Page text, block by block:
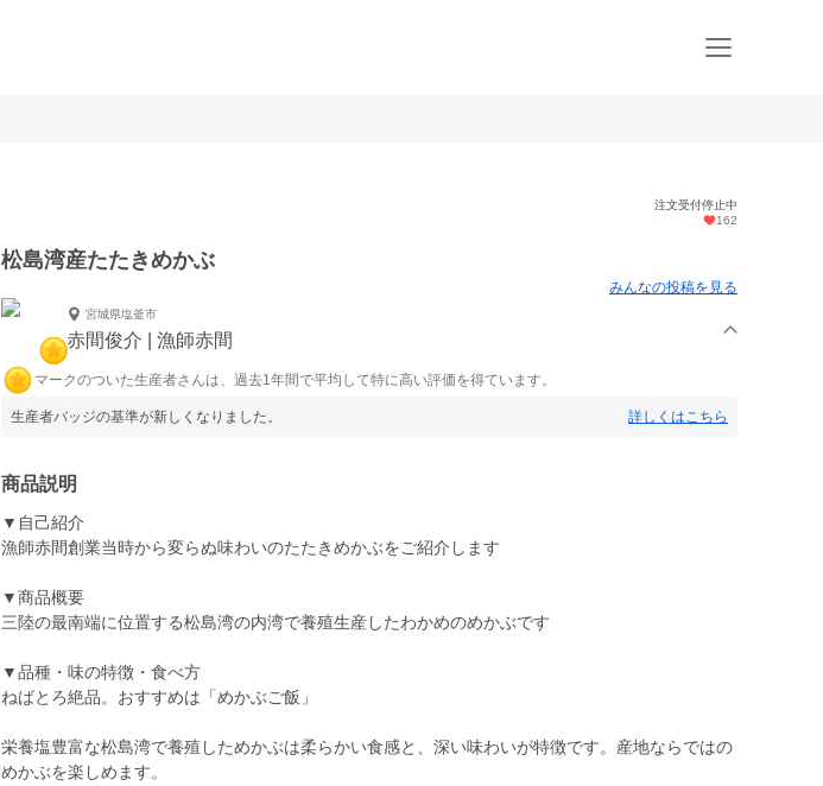
注文受付停止中
162
松島湾産たたきめかぶ
みんなの投稿を見る
宮城県塩釜市
赤間俊介 | 漁師赤間
マークのついた生産者さんは、過去1年間で平均して特に高い評価を得ています。
生産者バッジの基準が新しくなりました。 詳しくはこちら
商品説明
▼自己紹介
漁師赤間創業当時から変らぬ味わいのたたきめかぶをご紹介します
▼商品概要
三陸の最南端に位置する松島湾の内湾で養殖生産したわかめのめかぶです
▼品種・味の特徴・食べ方
ねばとろ絶品。おすすめは「めかぶご飯」
栄養塩豊富な松島湾で養殖しためかぶは柔らかい食感と、深い味わいが特徴です。産地ならではの
めかぶを楽しめます。